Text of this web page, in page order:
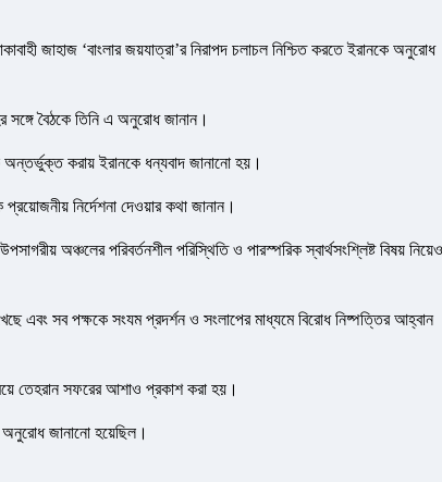
জাহাজ ‘বাংলার জয়যাত্রা’র নিরাপদ চলাচল নিশ্চিত করতে ইরানকে অনুরোধ
সঙ্গে বৈঠকে তিনি এ অনুরোধ জানান।
অন্তর্ভুক্ত করায় ইরানকে ধন্যবাদ জানানো হয়।
প্রয়োজনীয় নির্দেশনা দেওয়ার কথা জানান।
অঞ্চলের পরিবর্তনশীল পরিস্থিতি ও পারস্পরিক স্বার্থসংশ্লিষ্ট বিষয় নিয়েও
এবং সব পক্ষকে সংযম প্রদর্শন ও সংলাপের মাধ্যমে বিরোধ নিষ্পত্তির আহ্বান
তেহরান সফরের আশাও প্রকাশ করা হয়।
অনুরোধ জানানো হয়েছিল।